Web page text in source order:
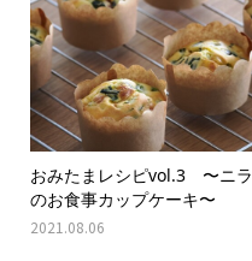
おみたまレシピvol.3 〜ニラ
のお食事カップケーキ〜
2021.08.06